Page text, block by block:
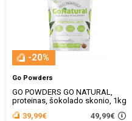
-20%
Go Powders
GO POWDERS GO NATURAL,
proteinas, šokolado skonio, 1kg
39,99€
49,99€